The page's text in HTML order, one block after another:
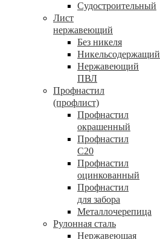
Судостроительный
Лист
нержавеющий
Без никеля
Никельсодержащий
Нержавеющий
ПВЛ
Профнастил
(профлист)
Профнастил
окрашенный
Профнастил
С20
Профнастил
оцинкованный
Профнастил
для забора
Металлочерепица
Рулонная сталь
Нержавеющая